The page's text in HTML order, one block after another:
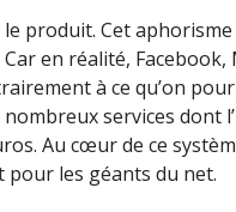
le produit. Cet
en réalité,
à ce qu’on
services dont
Au cœur de ce
pour les géants du net.